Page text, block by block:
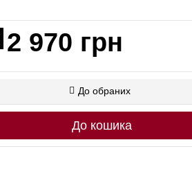
2 970 грн
До обраних
До кошика